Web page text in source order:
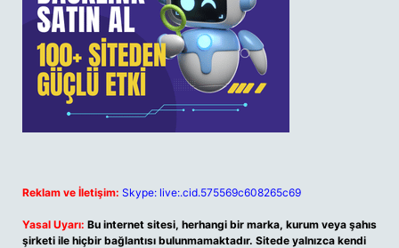
Reklam ve İletişim: Skype: live:.cid.575569c608265c69
Yasal Uyarı: Bu internet sitesi, herhangi bir marka, kurum veya şahıs
şirketi ile hiçbir bağlantısı bulunmamaktadır. Sitede yalnızca kendi